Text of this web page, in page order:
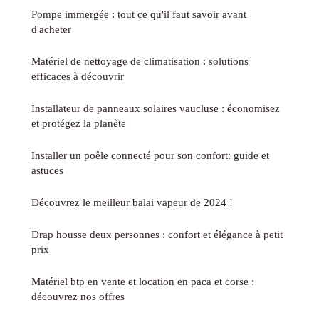
Pompe immergée : tout ce qu'il faut savoir avant
d'acheter
Matériel de nettoyage de climatisation : solutions
efficaces à découvrir
Installateur de panneaux solaires vaucluse : économisez
et protégez la planète
Installer un poêle connecté pour son confort: guide et
astuces
Découvrez le meilleur balai vapeur de 2024 !
Drap housse deux personnes : confort et élégance à petit
prix
Matériel btp en vente et location en paca et corse :
découvrez nos offres